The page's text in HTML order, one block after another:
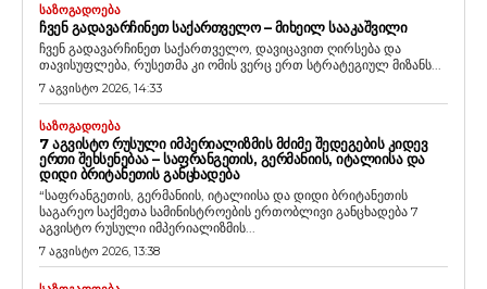
ᲡᲐᲖᲝᲒᲐᲓᲝᲔᲑᲐ
ᲩᲕᲔᲜ ᲒᲐᲓᲐᲕᲐᲠᲩᲘᲜᲔᲗ ᲡᲐᲥᲐᲠᲗᲕᲔᲚᲝ – ᲛᲘᲮᲔᲘᲚ ᲡᲐᲐᲙᲐᲨᲕᲘᲚᲘ
ჩვენ გადავარჩინეთ საქართველო, დავიცავით ღირსება და
თავისუფლება, რუსეთმა კი ომის ვერც ერთ სტრატეგიულ მიზანს...
7 აგვისტო 2026, 14:33
ᲡᲐᲖᲝᲒᲐᲓᲝᲔᲑᲐ
7 ᲐᲒᲕᲘᲡᲢᲝ ᲠᲣᲡᲣᲚᲘ ᲘᲛᲞᲔᲠᲘᲐᲚᲘᲖᲛᲘᲡ ᲛᲫᲘᲛᲔ ᲨᲔᲓᲔᲒᲔᲑᲘᲡ ᲙᲘᲓᲔᲕ
ᲔᲠᲗᲘ ᲨᲔᲮᲡᲔᲜᲔᲑᲐᲐ – ᲡᲐᲤᲠᲐᲜᲒᲔᲗᲘᲡ, ᲒᲔᲠᲛᲐᲜᲘᲘᲡ, ᲘᲢᲐᲚᲘᲘᲡᲐ ᲓᲐ
ᲓᲘᲓᲘ ᲑᲠᲘᲢᲐᲜᲔᲗᲘᲡ ᲒᲐᲜᲪᲮᲐᲓᲔᲑᲐ
“საფრანგეთის, გერმანიის, იტალიისა და დიდი ბრიტანეთის
საგარეო საქმეთა სამინისტროების ერთობლივი განცხადება 7
აგვისტო რუსული იმპერიალიზმის...
7 აგვისტო 2026, 13:38